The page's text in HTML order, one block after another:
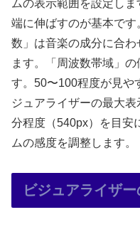
ムの表示範囲を設定し
端に伸ばすのが基本で
数」は音楽の成分に合
ます。「周波数帯域」
す。50〜100程度が見や
ジュアライザーの最大
分程度（540px）を目安
ムの感度を調整します。
ビジュアライザ